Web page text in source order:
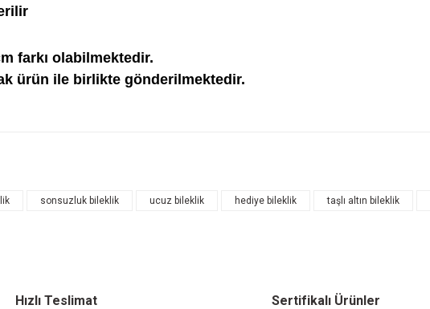
farkı olabilmektedir.
ürün ile birlikte gönderilmektedir.
sonsuzluk bileklik ucuz bileklik hediye bileklik taşlı altın bileklik
Hızlı Teslimat Sertifikalı Ürünler